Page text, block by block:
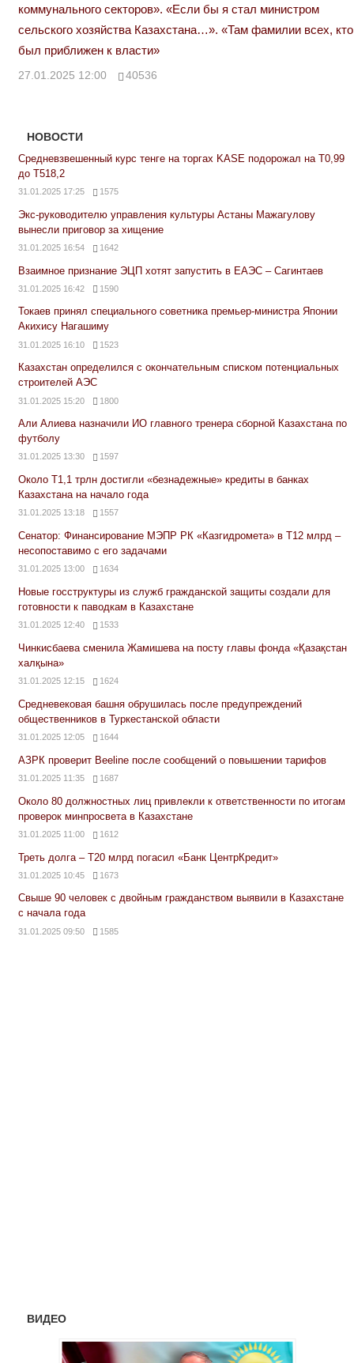
коммунального секторов». «Если бы я стал министром
сельского хозяйства Казахстана…». «Там фамилии всех, кто
был приближен к власти»
27.01.2025 12:00 40536
НОВОСТИ
Средневзвешенный курс тенге на торгах KASE подорожал на Т0,99
до Т518,2
31.01.2025 17:25 1575
Экс-руководителю управления культуры Астаны Мажагулову
вынесли приговор за хищение
31.01.2025 16:54 1642
Взаимное признание ЭЦП хотят запустить в ЕАЭС – Сагинтаев
31.01.2025 16:42 1590
Токаев принял специального советника премьер-министра Японии
Акихису Нагашиму
31.01.2025 16:10 1523
Казахстан определился с окончательным списком потенциальных
строителей АЭС
31.01.2025 15:20 1800
Али Алиева назначили ИО главного тренера сборной Казахстана по
футболу
31.01.2025 13:30 1597
Около Т1,1 трлн достигли «безнадежные» кредиты в банках
Казахстана на начало года
31.01.2025 13:18 1557
Сенатор: Финансирование МЭПР РК «Казгидромета» в Т12 млрд –
несопоставимо с его задачами
31.01.2025 13:00 1634
Новые госструктуры из служб гражданской защиты создали для
готовности к паводкам в Казахстане
31.01.2025 12:40 1533
Чинкисбаева сменила Жамишева на посту главы фонда «Қазақстан
халқына»
31.01.2025 12:15 1624
Средневековая башня обрушилась после предупреждений
общественников в Туркестанской области
31.01.2025 12:05 1644
АЗРК проверит Beeline после сообщений о повышении тарифов
31.01.2025 11:35 1687
Около 80 должностных лиц привлекли к ответственности по итогам
проверок минпросвета в Казахстане
31.01.2025 11:00 1612
Треть долга – Т20 млрд погасил «Банк ЦентрКредит»
31.01.2025 10:45 1673
Свыше 90 человек с двойным гражданством выявили в Казахстане
с начала года
31.01.2025 09:50 1585
ВИДЕО